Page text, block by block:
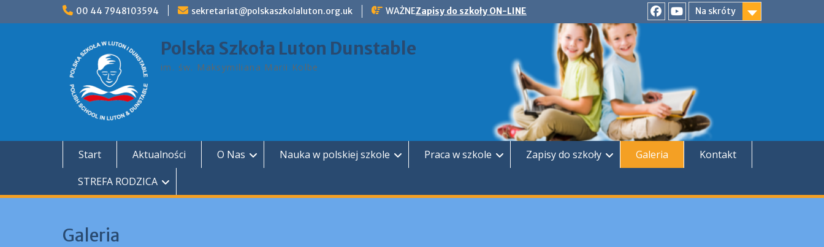
00 44 7948103594 sekretariat@polskaszkolaluton.org.uk WAŻNEZapisy do szkoły ON-LINE
Na skróty
FacebookYouTube
Polska Szkoła Luton Dunstable
im. św. Maksymiliana Marii Kolbe
Start Aktualności O Nas Nauka w polskiej szkole Praca w szkole Zapisy do szkoły Galeria
Kontakt
STREFA RODZICA
Galeria